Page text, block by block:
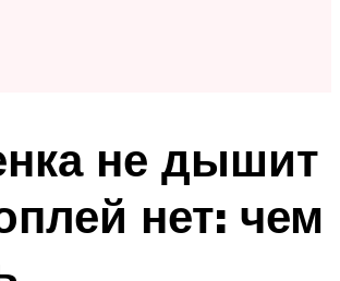
не дышит
нет: чем